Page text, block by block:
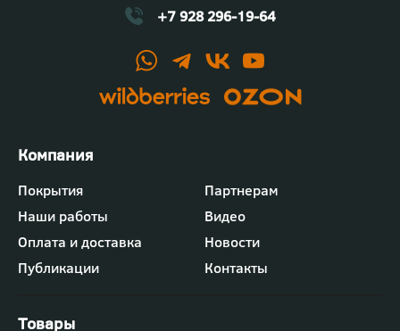
+7 928 296-19-64
Футер
-
меню
"Компания"
Покрытия
Партнерам
Наши работы
Видео
Оплата и доставка
Новости
Публикации
Контакты